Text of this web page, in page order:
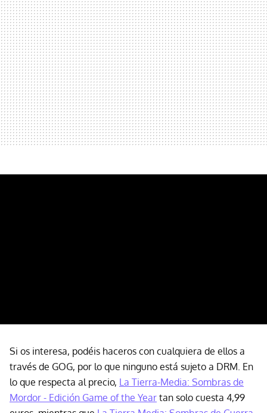
Si os interesa, podéis haceros con cualquiera de ellos a
través de GOG, por lo que ninguno está sujeto a DRM. En
lo que respecta al precio, La Tierra-Media: Sombras de
Mordor - Edición Game of the Year tan solo cuesta 4,99